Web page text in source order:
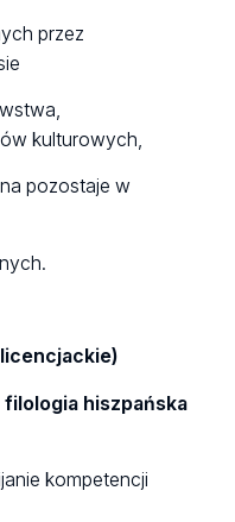
przez
kulturowych,
pozostaje w
filologia hiszpańska
kompetencji